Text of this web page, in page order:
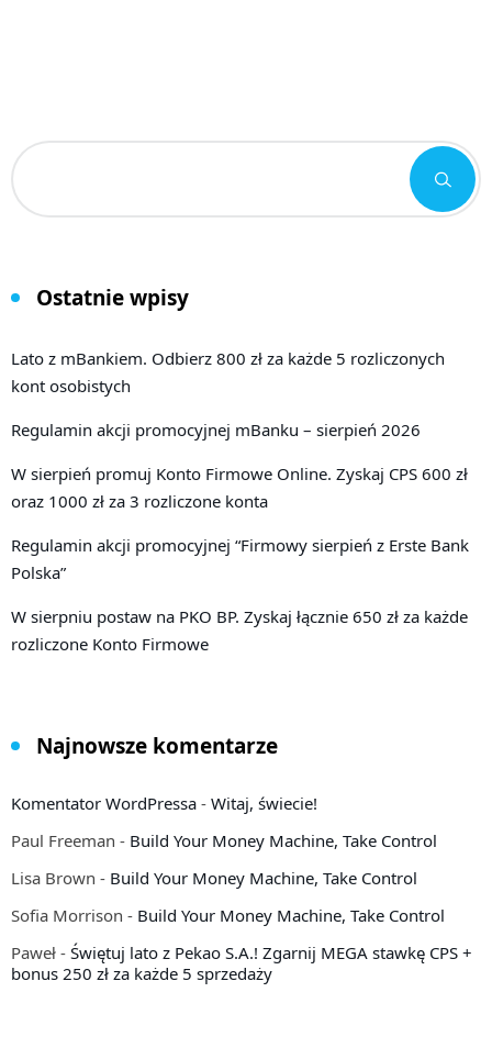
Ostatnie wpisy
Lato z mBankiem. Odbierz 800 zł za każde 5 rozliczonych
kont osobistych
Regulamin akcji promocyjnej mBanku – sierpień 2026
W sierpień promuj Konto Firmowe Online. Zyskaj CPS 600 zł
oraz 1000 zł za 3 rozliczone konta
Regulamin akcji promocyjnej “Firmowy sierpień z Erste Bank
Polska”
W sierpniu postaw na PKO BP. Zyskaj łącznie 650 zł za każde
rozliczone Konto Firmowe
Najnowsze komentarze
Komentator WordPressa - Witaj, świecie!
Paul Freeman - Build Your Money Machine, Take Control
Lisa Brown - Build Your Money Machine, Take Control
Sofia Morrison - Build Your Money Machine, Take Control
Paweł - Świętuj lato z Pekao S.A.! Zgarnij MEGA stawkę CPS +
bonus 250 zł za każde 5 sprzedaży